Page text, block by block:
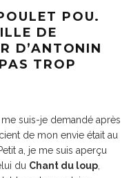
POU.
DE
D’ANTONIN
TROP
suis-je demandé après
de mon envie était au
a, je me suis aperçu
du Chant du loup,